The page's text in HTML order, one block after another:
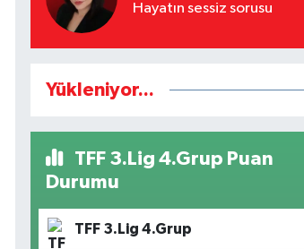
Hayatın sessiz sorusu
Yükleniyor...
TFF 3.Lig 4.Grup Puan
Durumu
TFF 3.Lig 4.Grup